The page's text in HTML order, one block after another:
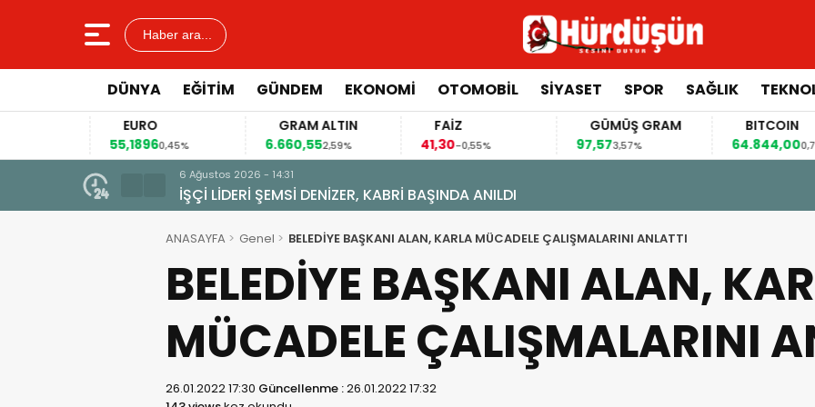
Haber ara...
DÜNYA EĞİTİM GÜNDEM EKONOMİ OTOMOBİL SİYASET SPOR SAĞLIK
EURO
55,18960,45%
GRAM ALTIN
6.660,552,59%
41,30-0,55%
GÜMÜŞ GRAM
97,573,57%
BITCOIN
64.844,000,70%
6 Ağustos 2026 - 14:31
İŞÇİ LİDERİ ŞEMSİ DENİZER, KABRİ BAŞINDA ANILDI
ANASAYFA Genel BELEDİYE BAŞKANI ALAN, KARLA MÜCADELE ÇALIŞMALARINI ANLATTI
BELEDİYE BAŞKANI ALAN,
MÜCADELE ÇALIŞMALARINI
26.01.2022 17:30 Güncellenme :26.01.2022 17:32